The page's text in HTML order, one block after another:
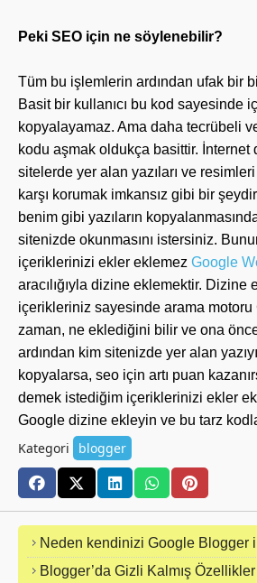
Peki SEO için ne söylenebilir?
Tüm bu işlemlerin ardından ufak bir
Basit bir kullanıcı bu kod sayesinde
kopyalayamaz. Ama daha tecrübeli
kodu aşmak oldukça basittir. İnternet
sitelerde yer alan yazıları ve
karşı korumak imkansız gibi bir
benim gibi yazıların
sitenizde okunmasını istersiniz.
içeriklerinizi ekler eklemez Google
aracılığıyla dizine eklemektir. Dizine
içerikleriniz sayesinde arama
zaman, ne eklediğini bilir ve ona
ardından kim sitenizde yer alan
kopyalarsa, seo için artı puan
demek istediğim içeriklerinizi ekler
Google dizine ekleyin ve bu tarz
Kategori blogger
Neden kendinizi Google Blogger
Blogger’da Gizli Kalmış Özellikler